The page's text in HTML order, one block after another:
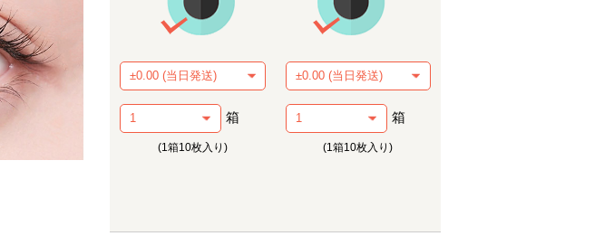
箱
(1箱10枚入り)
箱
(1箱10枚入り)